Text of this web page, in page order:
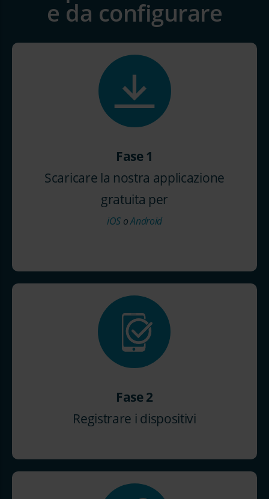
e da configurare
Fase 1
Scaricare la nostra applicazione
gratuita per
iOS oAndroid
Fase 2
Registrare i dispositivi